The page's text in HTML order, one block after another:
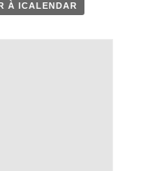
À ICALENDAR